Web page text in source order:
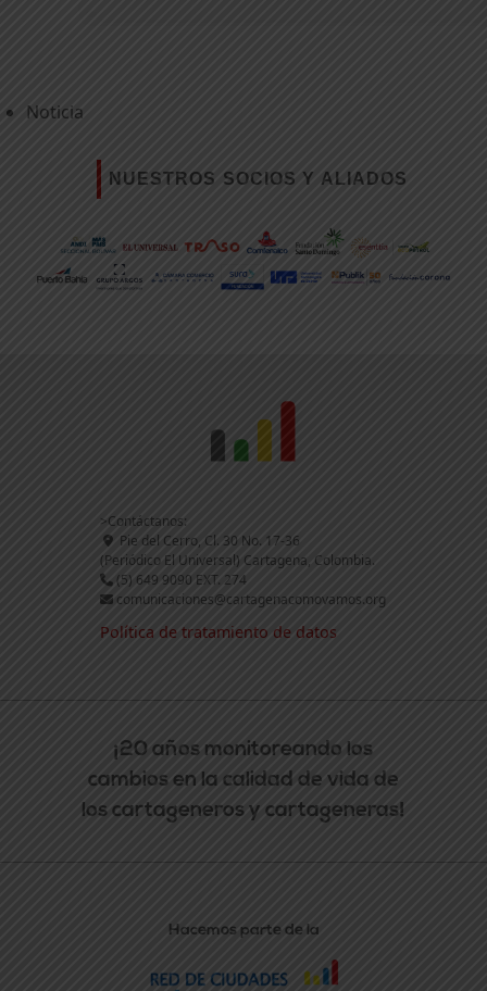
Noticia
NUESTROS SOCIOS Y ALIADOS
>Contáctanos:
Pie del Cerro, Cl. 30 No. 17-36
(Periódico El Universal) Cartagena, Colombia.
(5) 649 9090 EXT. 274
comunicaciones@cartagenacomovamos.org
Política de tratamiento de datos
¡20 años monitoreando los
cambios en la calidad de vida de
los cartageneros y cartageneras!
Hacemos parte de la